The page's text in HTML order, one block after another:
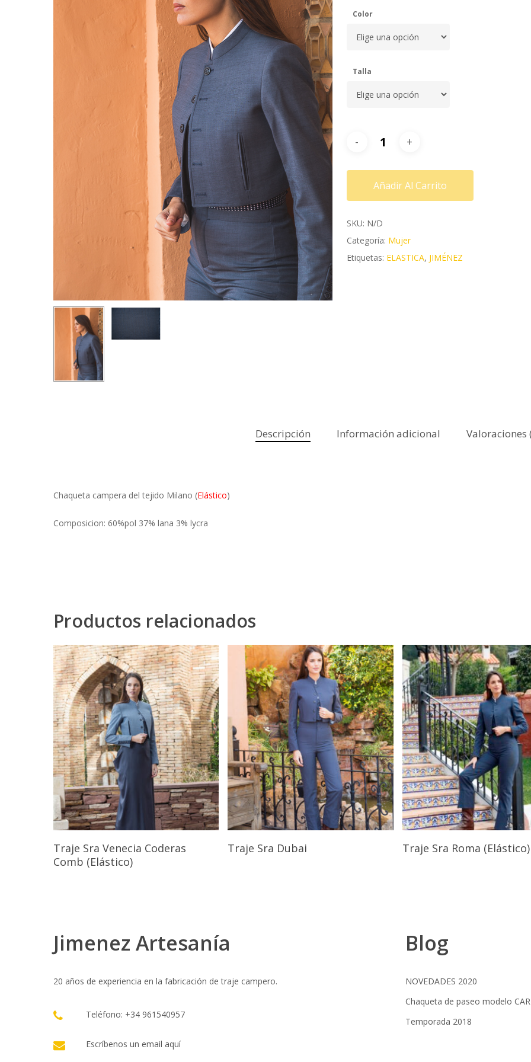
Color
Talla
Añadir Al Carrito
SKU: N/D
Categoría: Mujer
Etiquetas: ELASTICA, JIMÉNEZ
Descripción Información adicional Valoraciones
Chaqueta campera del tejido Milano (Elástico)
Composicion: 60%pol 37% lana 3% lycra
Productos relacionados
Seleccionar Opciones
Traje Sra Venecia Coderas
Comb (Elástico)
Seleccionar Opciones
Traje Sra Dubai Seleccionar
Traje Sra Roma (Elástico)
Jimenez Artesanía
20 años de experiencia en la fabricación de traje campero.
Teléfono: +34 961540957
Escríbenos un email aquí
Blog
NOVEDADES 2020
Chaqueta de paseo modelo
Temporada 2018